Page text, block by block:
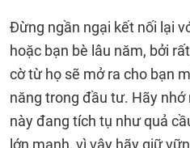
Đừng ngần ngại kết nối lại
hoặc bạn bè lâu năm, bởi
cờ từ họ sẽ mở ra cho bạn
năng trong đầu tư. Hãy
này đang tích tụ như quả
lớn mạnh, vì vậy hãy giữ